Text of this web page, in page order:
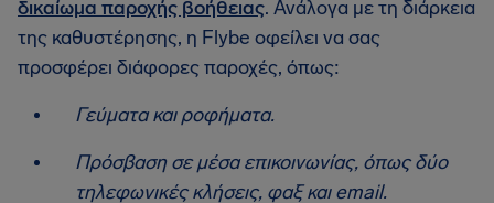
δικαίωμα παροχής βοήθειας. Ανάλογα με τη διάρκεια
της καθυστέρησης, η Flybe οφείλει να σας
προσφέρει διάφορες παροχές, όπως:
Γεύματα και ροφήματα.
Πρόσβαση σε μέσα επικοινωνίας, όπως δύο
τηλεφωνικές κλήσεις, φαξ και email.